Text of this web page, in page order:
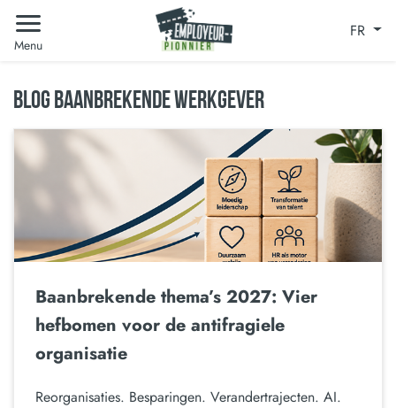
Menu
FR
BLOG BAANBREKENDE WERKGEVER
Baanbrekende thema’s 2027: Vier
hefbomen voor de antifragiele
organisatie
Reorganisaties. Besparingen. Verandertrajecten. AI.